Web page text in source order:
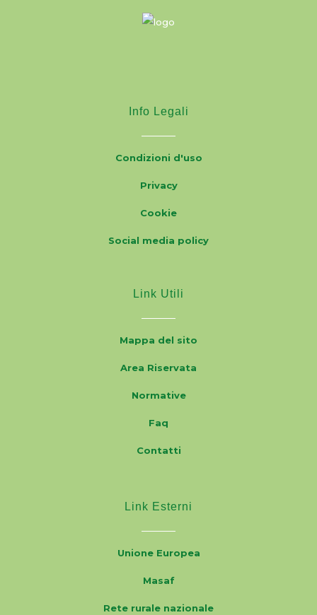
Info Legali
Condizioni d'uso
Privacy
Cookie
Social media policy
Link Utili
Mappa del sito
Area Riservata
Normative
Faq
Contatti
Link Esterni
Unione Europea
Masaf
Rete rurale nazionale